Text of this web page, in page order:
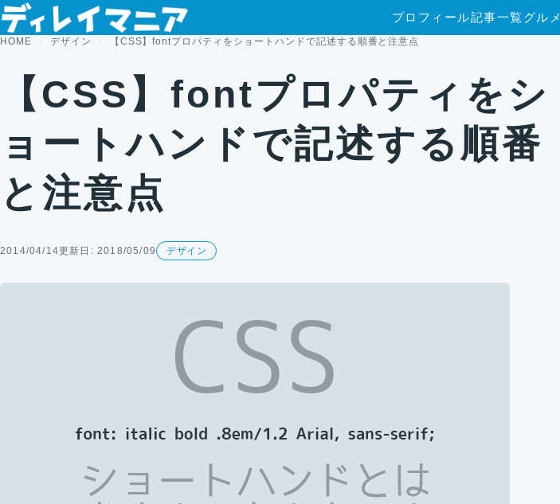
コンテンツへスキップ プロフィール記事一覧グルメ
HOME デザイン 【CSS】fontプロパティをショートハンドで記述する順番と注意点
【CSS】fontプロパティをシ
ョートハンドで記述する順番
と注意点
2014/04/14更新日: 2018/05/09 デザイン